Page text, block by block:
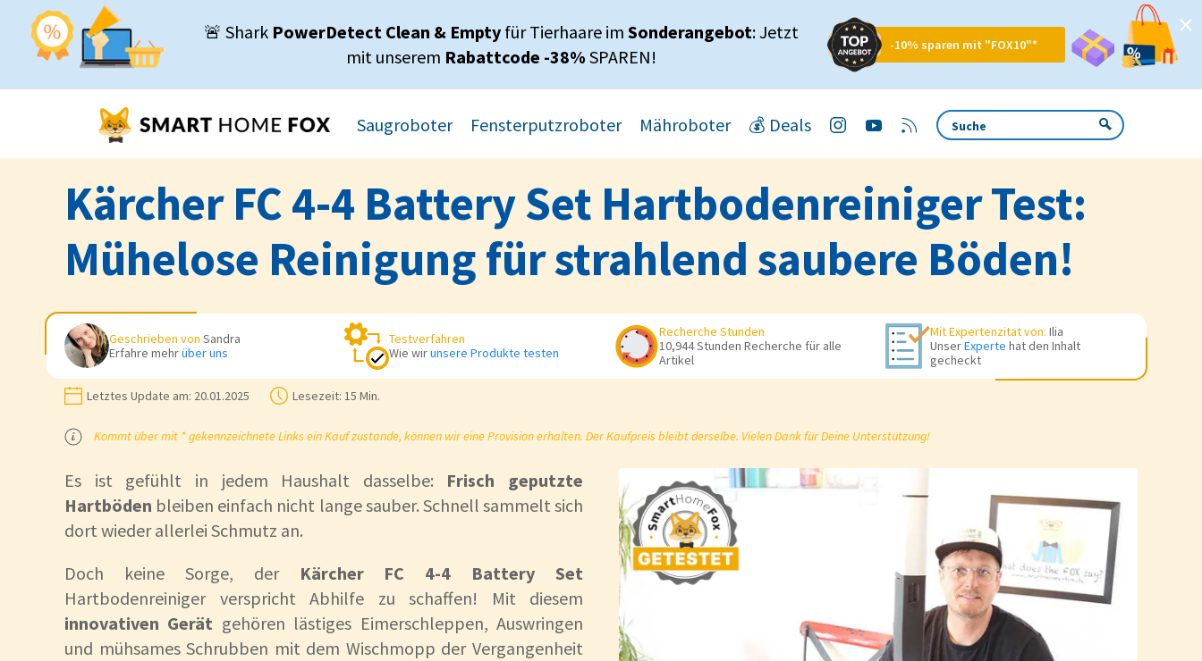
🚨 Shark PowerDetect Clean & Empty für Tierhaare imSonderangebot: Jetzt
mit unserem Rabattcode -38% SPAREN!
-10% sparen mit "FOX10"*
Saugroboter Fensterputzroboter Mähroboter 💰 Deals
Kärcher FC 4-4 Battery Set Hartbodenreiniger Test:
Mühelose Reinigung für strahlend saubere Böden!
Geschrieben von Sandra
Erfahre mehrüber uns
Testverfahren
Wie wirunsere Produkte testen
Recherche Stunden
10,944 Stunden Recherche für alle
Artikel
Mit Expertenzitat von: Ilia
UnserExperte hat den Inhalt
gecheckt
Letztes Update am: 20.01.2025 Lesezeit: 15 Min.
Kommt über mit * gekennzeichnete Links ein Kauf zustande, können wir eine Provision erhalten. Der Kaufpreis bleibt derselbe. Vielen Dank für Deine Unterstützung!
Es ist gefühlt in jedem Haushalt dasselbe: Frisch geputzte
Hartböden bleiben einfach nicht lange sauber. Schnell sammelt sich
dort wieder allerlei Schmutz an.
Doch keine Sorge, der Kärcher FC 4-4 Battery Set
Hartbodenreiniger verspricht Abhilfe zu schaffen! Mit diesem
innovativen Gerät gehören lästiges Eimerschleppen, Auswringen
und mühsames Schrubben mit dem Wischmopp der Vergangenheit